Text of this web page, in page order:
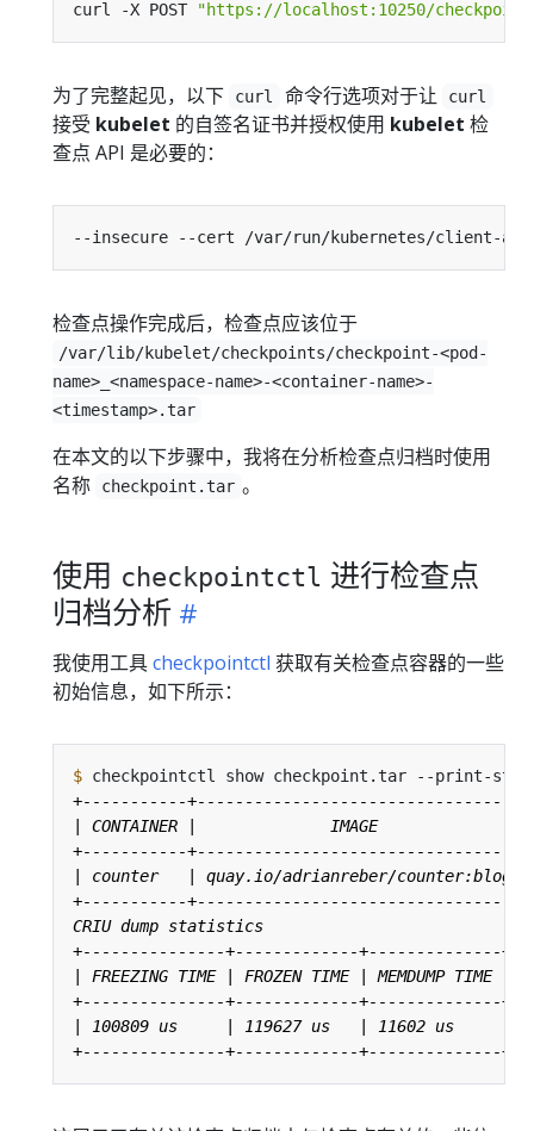
curl -X POST "https://localhost:10250/
为了完整起见，以下 curl 命令行选项对于让 curl
接受 kubelet 的自签名证书并授权使用 kubelet 检
查点 API 是必要的：
检查点操作完成后，检查点应该位于
/var/lib/kubelet/checkpoints/checkpoint-<pod-
name>_<namespace-name>-<container-name>-
<timestamp>.tar
在本文的以下步骤中，我将在分析检查点归档时使用
名称
checkpoint.tar 。
使用 checkpointctl 进行检查点
归档分析
我使用工具checkpointctl 获取有关检查点容器的一些
初始信息，如下所示：
$